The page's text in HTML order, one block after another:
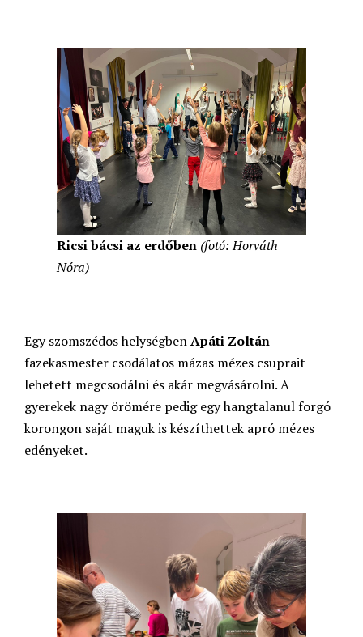
Ricsi bácsi az erdőben (fotó: Horváth
Nóra)
Egy szomszédos helységbenApáti Zoltán
fazekasmester csodálatos mázas mézes csuprait
lehetett megcsodálni és akár megvásárolni. A
gyerekek nagy örömére pedig egy hangtalanul forgó
korongon saját maguk is készíthettek apró mézes
edényeket.